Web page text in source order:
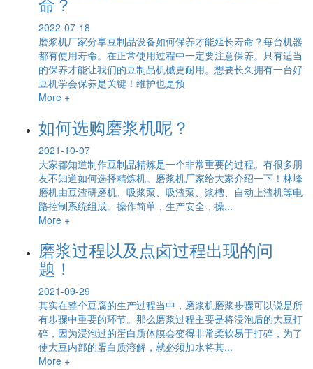
2022-07-18
磨浆机厂家分享豆制品设备如何保养才能延长寿命？每台机器
都有使用寿命。在正常使用过程中一定要注意保养。只有适当
的保养才能让我们的豆制品机械更耐用。想要长久拥有一台好
豆机学会保养是关键！维护也是预
More +
如何选购磨浆机呢？
2021-10-07
大家都知道制作豆制品精炼是一个非常重要的过程。有很多朋
友不知道如何选择精炼机。磨浆机厂家给大家介绍一下！林峰
磨机由豆渣研磨机、吸浆泵、吸渣泵、浆槽、自动上渣机等电
路控制系统组成。操作简单，生产安全，操...
More +
磨浆过程以及点卤过程出现的问
题！
2021-09-29
其实在整个豆腐的生产过程当中，磨浆机磨浆步骤可以说是所
有步骤中重要的环节。那么磨浆过程主要是将浸泡后的大豆打
碎，因为浸泡过的蛋白质体膜会变得非常柔软易于打碎，为了
使大豆内部的蛋白质溶解，就必须加水将其...
More +